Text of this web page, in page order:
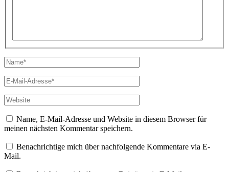
Name*
E-
Mail-
Adresse*
Website
Name, E-Mail-Adresse und Website in diesem Browser für
meinen nächsten Kommentar speichern.
Benachrichtige mich über nachfolgende Kommentare via E-
Mail.